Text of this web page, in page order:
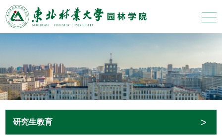
研究生教育 >